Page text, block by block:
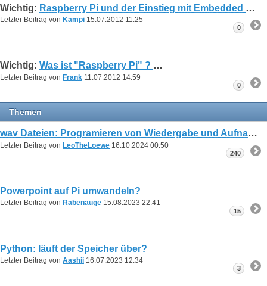
Wichtig: Raspberry Pi und der Einstieg mit Embedded Linux - Tutorial
Letzter Beitrag von Kampi 15.07.2012 11:25
0
Wichtig: Was ist "Raspberry Pi" ?
Letzter Beitrag von Frank 11.07.2012 14:59
0
Themen
wav Dateien: Programieren von Wiedergabe und Aufnahme
Letzter Beitrag von LeoTheLoewe 16.10.2024 00:50
240
Powerpoint auf Pi umwandeln?
Letzter Beitrag von Rabenauge 15.08.2023 22:41
15
Python: läuft der Speicher über?
Letzter Beitrag von Aashii 16.07.2023 12:34
3